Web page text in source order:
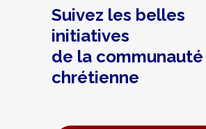
Suivez les belles
initiatives
de la communauté
chrétienne